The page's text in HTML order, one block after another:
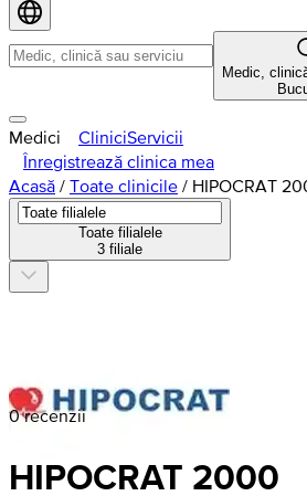
Medic,
Medici CliniciServicii
Înregistrează clinica mea
Acasă / Toate clinicile / HIPOCRAT
Toate filialele
3 filiale
0 recenzii
HIPOCRAT 2000